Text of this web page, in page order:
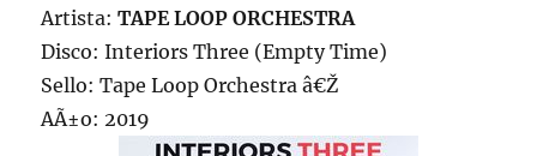
Artista:TAPE LOOP ORCHESTRA
Disco: Interiors Three (Empty Time)
Sello: Tape Loop Orchestra â€Ž
AÃ±o: 2019